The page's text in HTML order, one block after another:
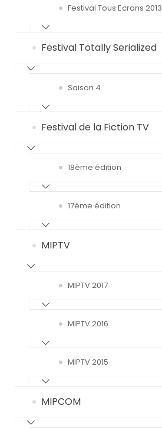
Festival Tous Ecrans 2013
Festival Totally Serialized
Saison 4
Festival de la Fiction TV
18ème édition
17ème édition
MIPTV
MIPTV 2017
MIPTV 2016
MIPTV 2015
MIPCOM